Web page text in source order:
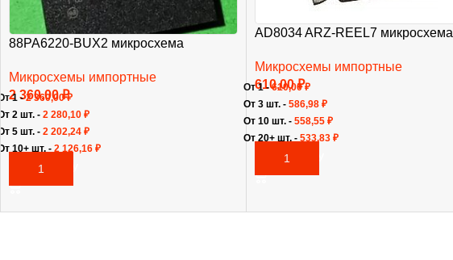
88PA6220-BUX2 микросхема
Микросхемы импортные
2 360,00₽
В КОРЗИНУ
1 -2 360,00₽
2 шт. - 2 280,10 ₽
5 шт. - 2 202,24 ₽
10+ шт. - 2 126,16 ₽
AD8034 ARZ-REEL7 микросхема
Микросхемы импортные
610,00₽
В КОРЗИНУ
От 1 -610,00₽
От 3 шт. - 586,98 ₽
От 10 шт. - 558,55 ₽
От 20+ шт. - 533,83 ₽